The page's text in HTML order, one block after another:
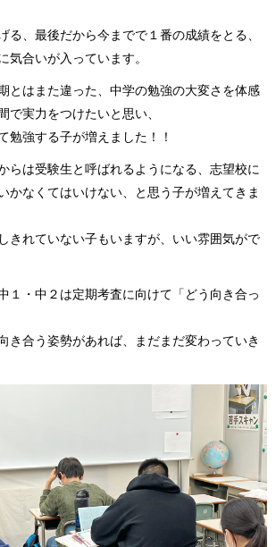
る、最後だから今までで１番の成績をとる、
気合いが入っています。
とはまた違った、中学の勉強の大変さを体感
で実力をつけたいと思い、
勉強する子が増えました！！
らは受験生と呼ばれるようになる、志望校に
かなくてはいけない、と思う子が増えてきま
きれていない子もいますが、いい雰囲気がで
１・中２は定期考査に向けて「どう向き合っ
き合う姿勢があれば、まだまだ変わっていき